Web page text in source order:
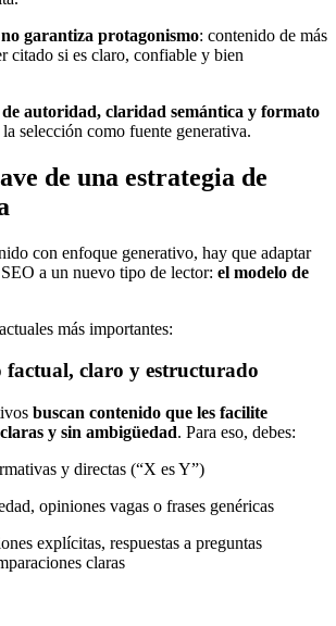
garantiza protagonismo: contenido de más
citado si es claro, confiable y bien
autoridad, claridad semántica y formato
la selección como fuente generativa.
de una estrategia de
con enfoque generativo, hay que adaptar
a un nuevo tipo de lector: el modelo de
más importantes:
factual, claro y estructurado
buscan contenido que les facilite
y sin ambigüedad. Para eso, debes:
y directas (“X es Y”)
opiniones vagas o frases genéricas
explícitas, respuestas a preguntas
claras